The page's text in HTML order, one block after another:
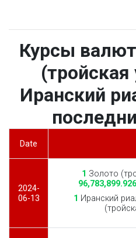
Курсы
Иранский
Date
2024-
06-13
1 Золото
1 Иранский